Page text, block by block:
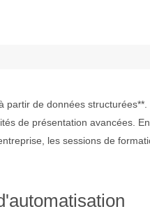
de données
de présentation avancées.
les sessions de